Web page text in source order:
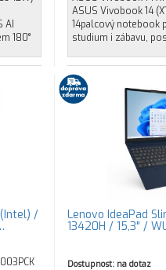
AI
180°
ASUS Vivobook 14
14palcový notebook
studium i zábavu,
(Intel) / Lenovo IdeaPad
13420H / 15,3" /
Dostupnost: na dotaz